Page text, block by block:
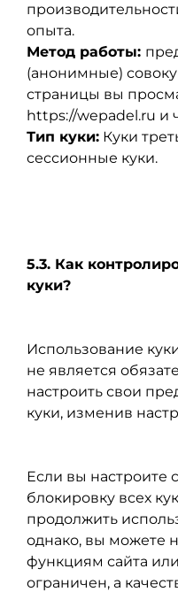
опыта.
Метод работы:
(анонимные)
страницы вы
https://wepadel.ru и
Тип куки: Куки
сессионные куки.
5.3. Как
куки?
Использование
не является
настроить свои
куки, изменив
Если вы настроите
блокировку всех
продолжить
однако, вы можете
функциям сайта
ограничен, а